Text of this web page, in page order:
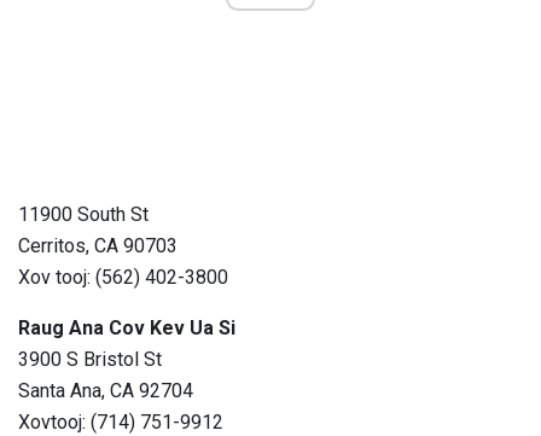
11900 South St
Cerritos, CA 90703
Xov tooj: (562) 402-3800
Raug Ana Cov Kev Ua Si
3900 S Bristol St
Santa Ana, CA 92704
Xovtooj: (714) 751-9912